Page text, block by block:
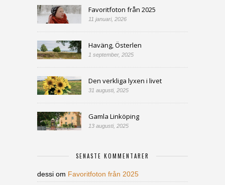
Favoritfoton från 2025
11 januari, 2026
Haväng, Österlen
1 september, 2025
Den verkliga lyxen i livet
31 augusti, 2025
Gamla Linköping
13 augusti, 2025
SENASTE KOMMENTARER
dessi om Favoritfoton från 2025